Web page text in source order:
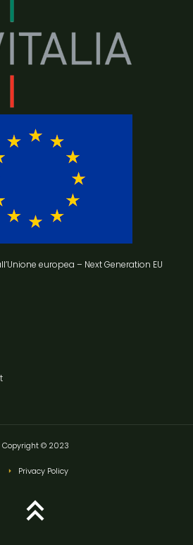
europea – Next Generation EU
Copyright © 2023
Privacy Policy